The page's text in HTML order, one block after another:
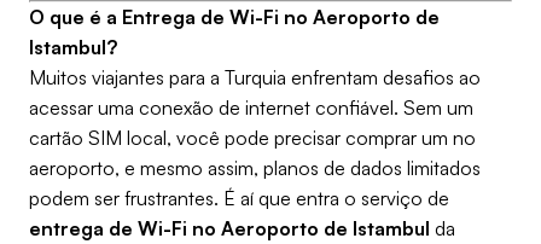
O que é a Entrega de Wi-Fi no Aeroporto de
Istambul?
Muitos viajantes para a Turquia enfrentam desafios ao
acessar uma conexão de internet confiável. Sem um
cartão SIM local, você pode precisar comprar um no
aeroporto, e mesmo assim, planos de dados limitados
podem ser frustrantes. É aí que entra o serviço de
entrega de Wi-Fi no Aeroporto de Istambul da